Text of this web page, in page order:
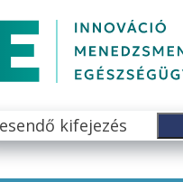
on Facebook
us on LinkedIn